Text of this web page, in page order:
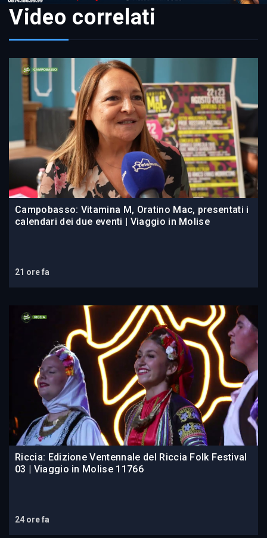
Video correlati
Campobasso: Vitamina M, Oratino Mac, presentati i
calendari dei due eventi | Viaggio in Molise
21 ore fa
Riccia: Edizione Ventennale del Riccia Folk Festival
03 | Viaggio in Molise 11766
24 ore fa